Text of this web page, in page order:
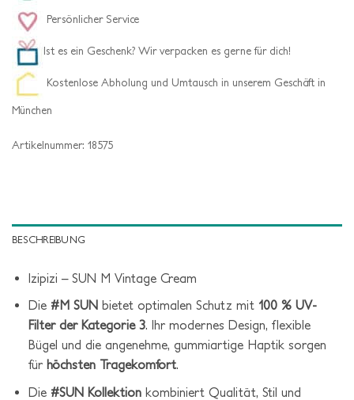
Persönlicher Service
Ist es ein Geschenk? Wir verpacken es gerne für dich!
Kostenlose Abholung und Umtausch in unserem Geschäft in
München
Artikelnummer: 18575
BESCHREIBUNG
Izipizi – SUN M Vintage Cream
Die #M SUN bietet optimalen Schutz mit 100 % UV-
Filter der Kategorie 3. Ihr modernes Design, flexible
Bügel und die angenehme, gummiartige Haptik sorgen
für höchsten Tragekomfort.
Die #SUN Kollektionkombiniert Qualität, Stil und